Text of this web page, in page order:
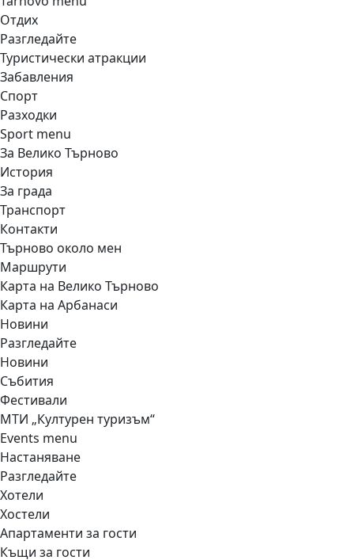
Отдих
Разгледайте
Туристически атракции
Забавления
Спорт
Разходки
Sport menu
За Велико Търново
История
За града
Транспорт
Контакти
Търново около мен
Маршрути
Карта на Велико Търново
Карта на Арбанаси
Новини
Разгледайте
Новини
Събития
Фестивали
МТИ „Културен туризъм“
Events menu
Настаняване
Разгледайте
Хотели
Хостели
Апартаменти за гости
Къщи за гости